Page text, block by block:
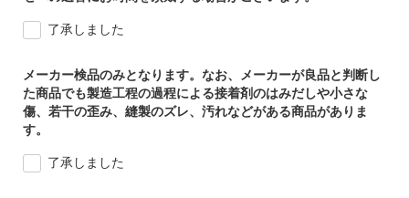
了承しました
メーカー検品のみとなります。なお、メーカーが良品と判断し
た商品でも製造工程の過程による接着剤のはみだしや小さな
傷、若干の歪み、縫製のズレ、汚れなどがある商品がありま
す。
了承しました